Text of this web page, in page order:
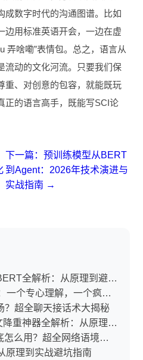
成数字时代的沟通图谱。比如
边用标准英语开会，一边在虚
弄啥嘞”表情包。总之，语言从
流动的文化河流。只要我们保
重、对创意的包容，就能既玩
的语言高手，既能写SCI论
下一篇：预训练模型从BERT
到Agent：2026年技术演进与
实战指南 →
全解析：从原理到避坑
一个专心理解，一个疯狂
？超全聊天接话术大揭秘
重神器全解析：从原理到
怎么用？超全网络语境解
原理到实战避坑指南